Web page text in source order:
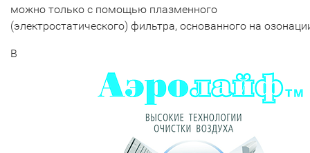
можно только с помощью плазменного
(электростатического) фильтра, основанного на
В